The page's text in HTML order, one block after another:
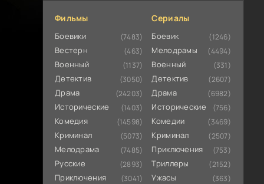
Фильмы
Боевики (7483)
Вестерн (463)
Военный (1137)
Детектив (3050)
Драма (24203)
Исторические (1403)
Комедия (14598)
Криминал (5073)
Мелодрама (7485)
Русские (2893)
Приключения (3041)
Сериалы
Боевик (1246)
Мелодрамы (4494)
Военный (331)
Детектив (2607)
Драма (6982)
Исторические (756)
Комедии (3469)
Криминал (2507)
Приключения (753)
Триллеры (2152)
Ужасы (363)